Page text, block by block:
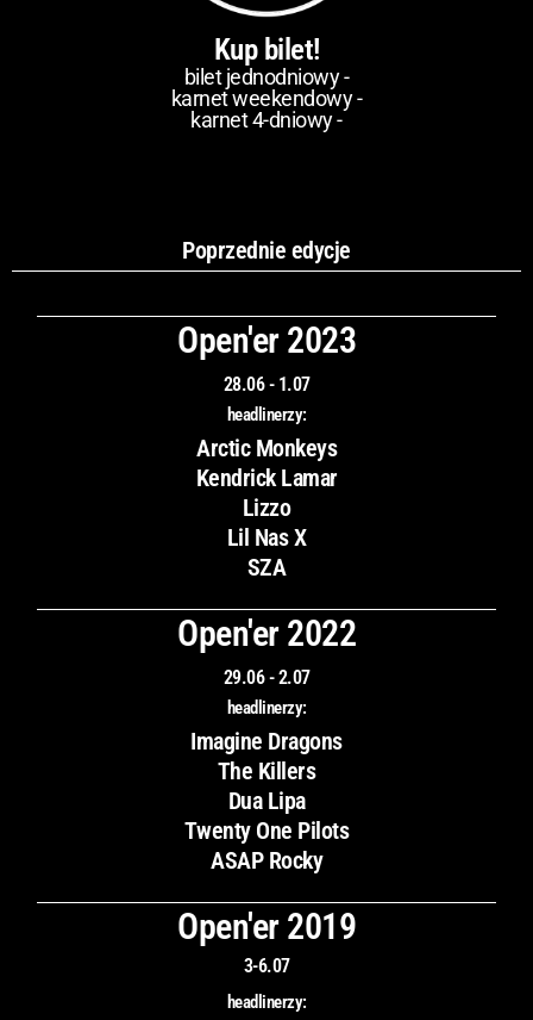
Kup bilet!
bilet jednodniowy -
karnet weekendowy -
karnet 4-dniowy -
Poprzednie edycje
Open'er 2023
28.06 - 1.07
headlinerzy:
Arctic Monkeys
Kendrick Lamar
Lizzo
Lil Nas X
SZA
Open'er 2022
29.06 - 2.07
headlinerzy:
Imagine Dragons
The Killers
Dua Lipa
Twenty One Pilots
ASAP Rocky
Open'er 2019
3-6.07
headlinerzy: